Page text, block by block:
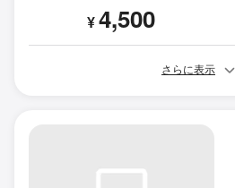
¥4,500
さらに表示